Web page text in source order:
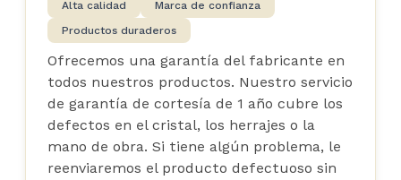
Alta calidad
Marca de confianza
Productos duraderos
Ofrecemos una garantía del fabricante en
todos nuestros productos. Nuestro servicio
de garantía de cortesía de 1 año cubre los
defectos en el cristal, los herrajes o la
mano de obra. Si tiene algún problema, le
reenviaremos el producto defectuoso sin